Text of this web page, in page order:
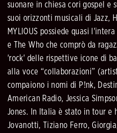
suonare in chiesa cori gospel e
suoi orizzonti musicali di Jazz,
MYLIOUS possiede quasi
e The Who che comprò da
'rock' delle rispettive icone di
alla voce “collaborazioni”
compaiono i nomi di P!nk,
American Radio, Jessica
Jones. In Italia è stato in tour e
Jovanotti, Tiziano Ferro,